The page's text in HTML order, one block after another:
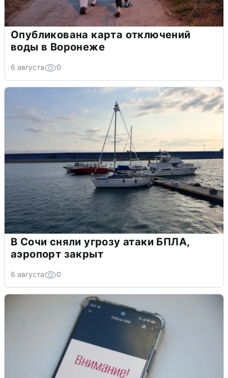
Опубликована карта отключений
воды в Воронеже
6 августа 0
В Сочи сняли угрозу атаки БПЛА,
аэропорт закрыт
6 августа 0